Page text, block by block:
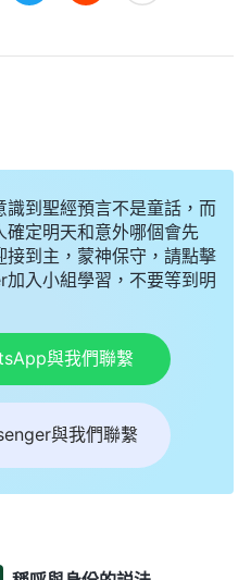
到聖經預言不是童話，而
確定明天和意外哪個會先
到主，蒙神保守，請點擊
入小組學習，不要等到明
與我們聯繫
與我們聯繫